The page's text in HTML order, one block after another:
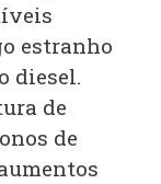
estranho
diesel.
de
de